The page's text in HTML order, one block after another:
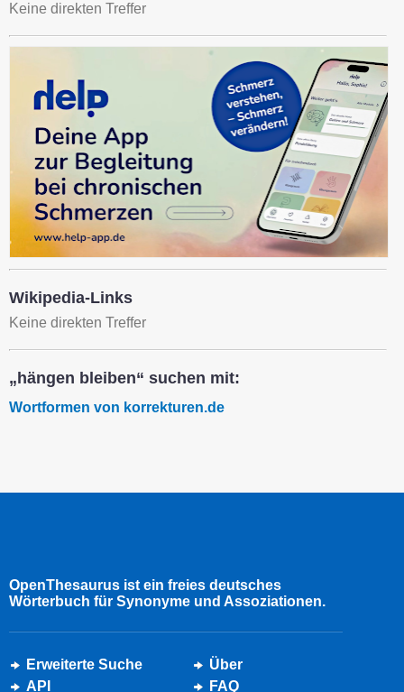
Keine direkten Treffer
Wikipedia-Links
Keine direkten Treffer
„hängen bleiben“ suchen mit:
Wortformen von korrekturen.de
OpenThesaurus ist ein freies deutsches
Wörterbuch für Synonyme und Assoziationen.
Erweiterte Suche
API
Über
FAQ